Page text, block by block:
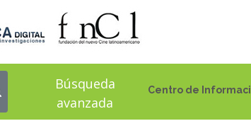
Centro de
Búsqueda
avanzada